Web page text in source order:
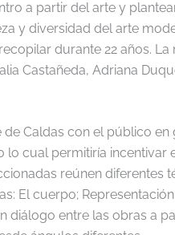
a partir del arte y
y diversidad del arte
durante 22 años. La
Castañeda, Adriana
Caldas con el público en
cual permitiría incentivar
reúnen diferentes
El cuerpo;
diálogo entre las obras a